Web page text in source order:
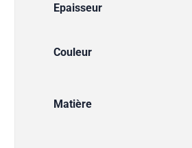
Epaisseur
Couleur
Matière